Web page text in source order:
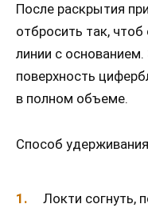
После раскрытия
отбросить так,
линии с
поверхность
в полном объеме.
Способ
Локти согнуть,